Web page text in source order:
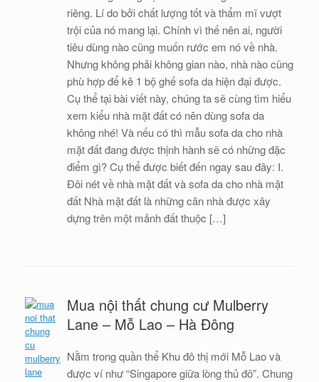
riêng. Lí do bởi chất lượng tốt và thẩm mĩ vượt
trội của nó mang lại. Chính vì thế nên ai, người
tiêu dùng nào cũng muốn rước em nó về nhà.
Nhưng không phải không gian nào, nhà nào cũng
phù hợp để kê 1 bộ ghế sofa da hiện đại được.
Cụ thể tại bài viết này, chúng ta sẽ cùng tìm hiểu
xem kiểu nhà mặt đất có nên dùng sofa da
không nhé! Và nếu có thì mẫu sofa da cho nhà
mặt đất đang được thịnh hành sẽ có những đặc
điểm gì? Cụ thể được biết đến ngay sau đây: I.
Đôi nét về nhà mặt đất và sofa da cho nhà mặt
đất Nhà mặt đất là những căn nhà được xây
dựng trên một mảnh đất thuộc […]
Mua nội thất chung cư Mulberry
Lane – Mỗ Lao – Hà Đông
Nằm trong quần thể Khu đô thị mới Mỗ Lao và
được ví như “Singapore giữa lòng thủ đô”. Chung